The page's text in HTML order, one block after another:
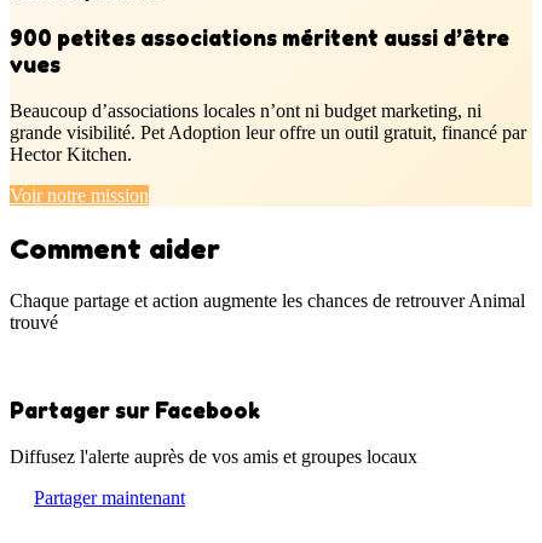
900 petites associations méritent aussi d’être
vues
Beaucoup d’associations locales n’ont ni budget marketing, ni
grande visibilité. Pet Adoption leur offre un outil gratuit, financé par
Hector Kitchen.
Voir notre mission
Comment aider
Chaque partage et action augmente les chances de retrouver Animal
trouvé
Partager sur Facebook
Diffusez l'alerte auprès de vos amis et groupes locaux
Partager maintenant